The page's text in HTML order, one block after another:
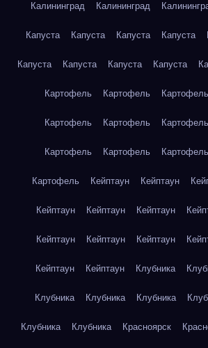
Калининград Калининград
Капуста Капуста Капуста Капуста
Капуста Капуста Капуста Капуста
Картофель Картофель Картофель
Картофель Картофель Картофель
Картофель Картофель Картофель
Картофель Кейптаун Кейптаун
Кейптаун Кейптаун Кейптаун
Кейптаун Кейптаун Кейптаун
Кейптаун Кейптаун Клубника
Клубника Клубника Клубника
Клубника Клубника Красноярск